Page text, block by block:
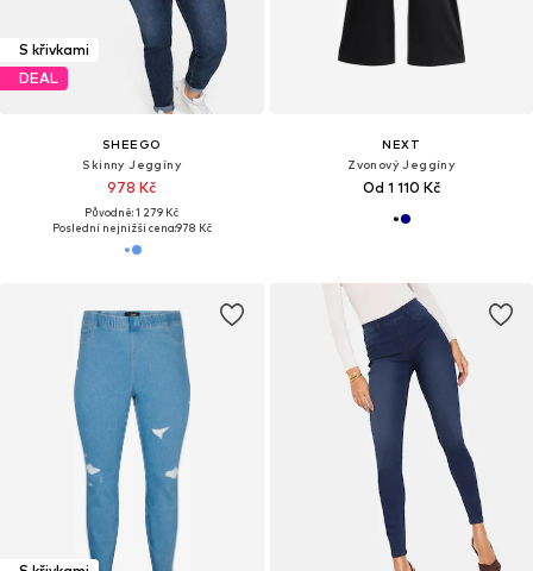
S křivkami
DEAL
SHEEGO
Skinny Jeggíny
978 Kč
Původně: 1 279 Kč
Poslední nejnižší cena:978 Kč
NEXT
Zvonový Jeggíny
Od 1 110 Kč